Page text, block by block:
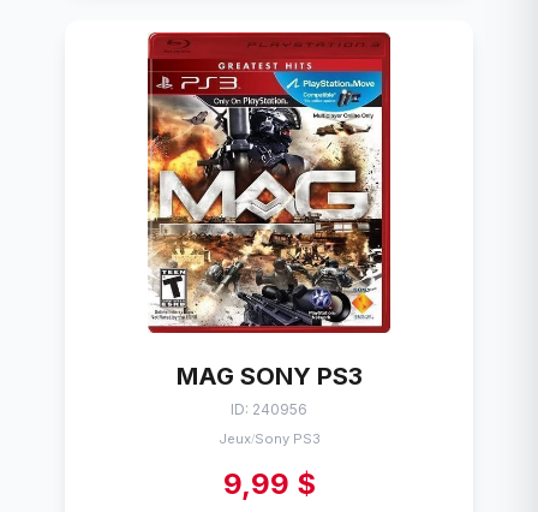
MAG SONY PS3
ID: 240956
Jeux/Sony PS3
9,99 $